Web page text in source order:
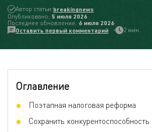
Автор статьи:breakingnews
Опубликовано: 5 июля 2026
Последнее обновление:6 июля 2026
Оставить первый комментарий
2 мин.
Оглавление
Поэтапная налоговая реформа
Сохранить конкурентоспособность